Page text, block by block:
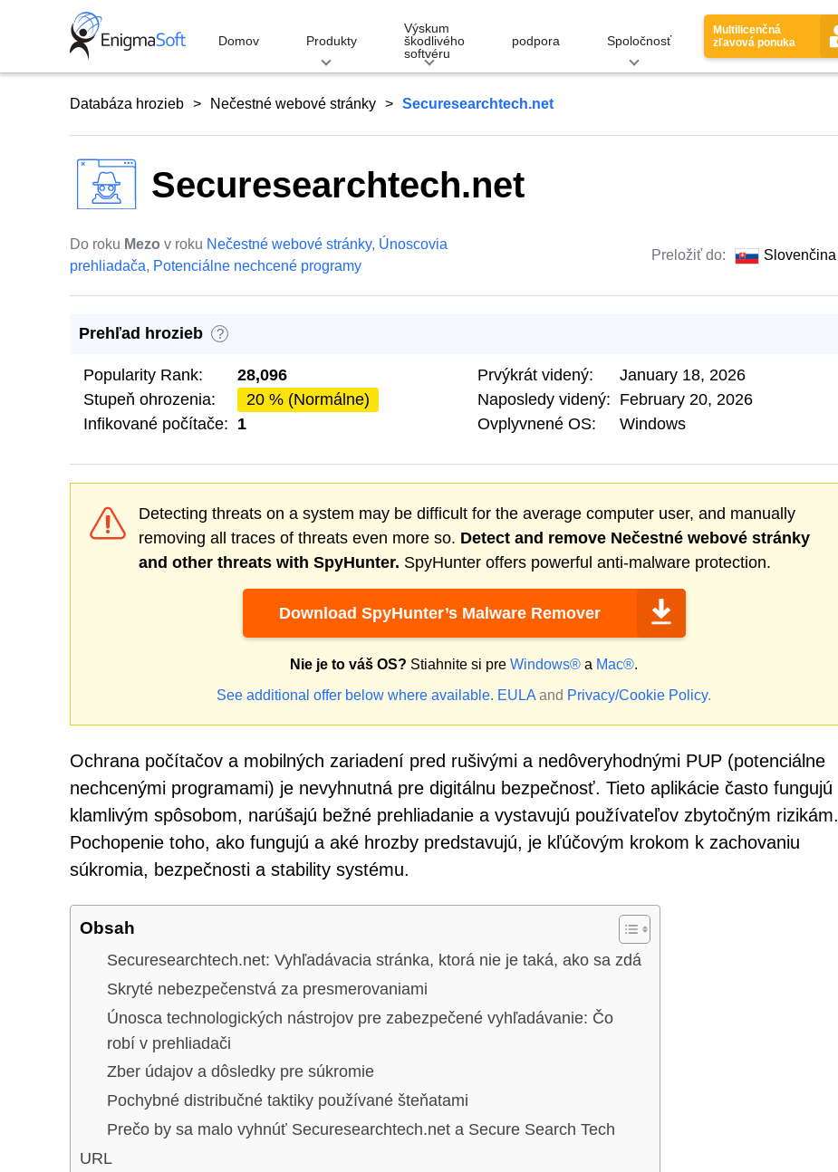
Domov Produkty
Výskum
škodlivého
softvéru
podpora Spoločnosť
Multilicenčná
zľavová ponuka
Databáza hrozieb Nečestné webové stránky Securesearchtech.net
Securesearchtech.net
Do roku Mezo v roku Nečestné webové stránky, Únoscovia
prehliadača, Potenciálne nechcené programy
Preložiť do: Slovenčina
Prehľad hrozieb ?
Popularity Rank:
28,096
Stupeň ohrozenia:
20 % (Normálne)
Infikované počítače: 1
Prvýkrát videný:
January 18, 2026
Naposledy videný: February 20, 2026
Ovplyvnené OS:
Windows
Detecting threats on a system may be difficult for the average computer user, and manually
removing all traces of threats even more so. Detect and remove Nečestné webové stránky
and other threats with SpyHunter. SpyHunter offers powerful anti-malware protection.
Download SpyHunter’s Malware Remover
Nie je to váš OS? Stiahnite si pre Windows® a Mac®.
See additional offer below where available. EULA and Privacy/Cookie Policy.
Ochrana počítačov a mobilných zariadení pred rušivými a nedôveryhodnými PUP (potenciálne
nechcenými programami) je nevyhnutná pre digitálnu bezpečnosť. Tieto aplikácie často fungujú
klamlivým spôsobom, narúšajú bežné prehliadanie a vystavujú používateľov zbytočným rizikám.
Pochopenie toho, ako fungujú a aké hrozby predstavujú, je kľúčovým krokom k zachovaniu
súkromia, bezpečnosti a stability systému.
Obsah
Securesearchtech.net: Vyhľadávacia stránka, ktorá nie je taká, ako sa zdá
Skryté nebezpečenstvá za presmerovaniami
Únosca technologických nástrojov pre zabezpečené vyhľadávanie: Čo
robí v prehliadači
Zber údajov a dôsledky pre súkromie
Pochybné distribučné taktiky používané šteňatami
Prečo by sa malo vyhnúť Securesearchtech.net a Secure Search Tech
URL